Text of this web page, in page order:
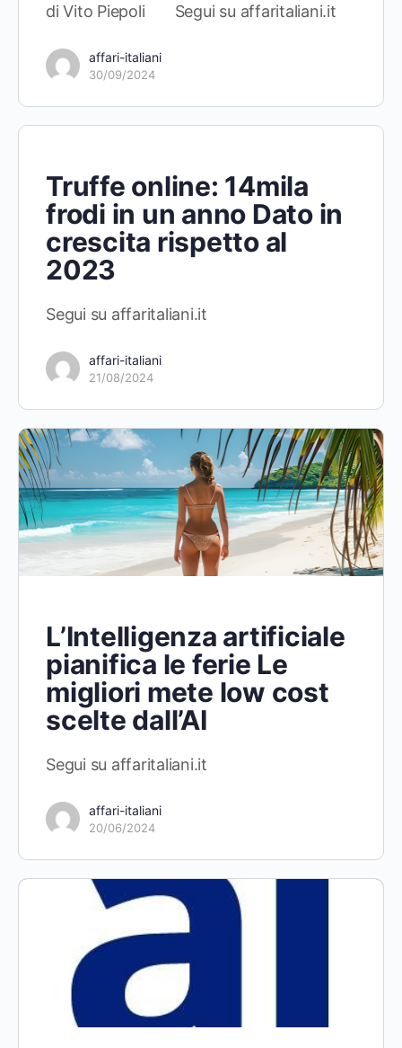
di Vito Piepoli Segui su affaritaliani.it
affari-italiani
30/09/2024
Truffe online: 14mila
frodi in un anno Dato in
crescita rispetto al
2023
Segui su affaritaliani.it
affari-italiani
21/08/2024
L’Intelligenza artificiale
pianifica le ferie Le
migliori mete low cost
scelte dall’AI
Segui su affaritaliani.it
affari-italiani
20/06/2024